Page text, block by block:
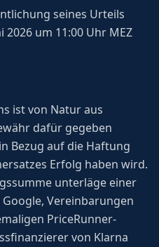
seines Urteils
2026 um 11:00 Uhr MEZ
ist von Natur aus
dafür gegeben
Bezug auf die Haftung
Erfolg haben wird.
unterläge einer
Vereinbarungen
PriceRunner-
von Klarna